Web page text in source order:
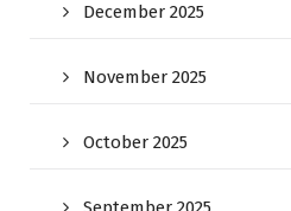
December 2025
November 2025
October 2025